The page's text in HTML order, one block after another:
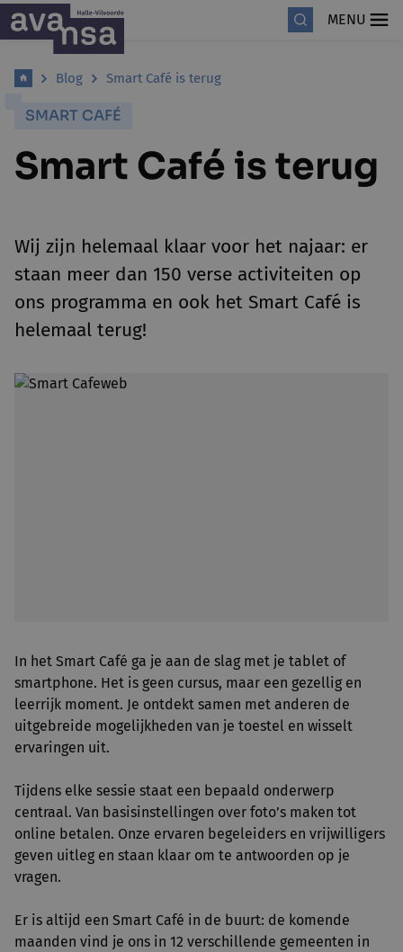
MENU
Blog Smart Café is terug
SMART CAFÉ
Smart Café is terug
Wij zijn helemaal klaar voor het najaar: er
staan meer dan 150 verse activiteiten op
ons programma en ook het Smart Café is
helemaal terug!
In het Smart Café ga je aan de slag met je tablet of
smartphone. Het is geen cursus, maar een gezellig en
leerrijk moment. Je ontdekt samen met anderen de
uitgebreide mogelijkheden van je toestel en wisselt
ervaringen uit.
Tijdens elke sessie staat een bepaald onderwerp
centraal. Van basisinstellingen over foto’s maken tot
online betalen. Onze ervaren begeleiders en vrijwilligers
geven uitleg en staan klaar om te antwoorden op je
vragen.
Er is altijd een Smart Café in de buurt: de komende
maanden vind je ons in 12 verschillende gemeenten in